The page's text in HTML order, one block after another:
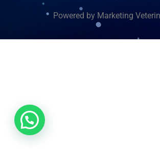
Powered by Marketing